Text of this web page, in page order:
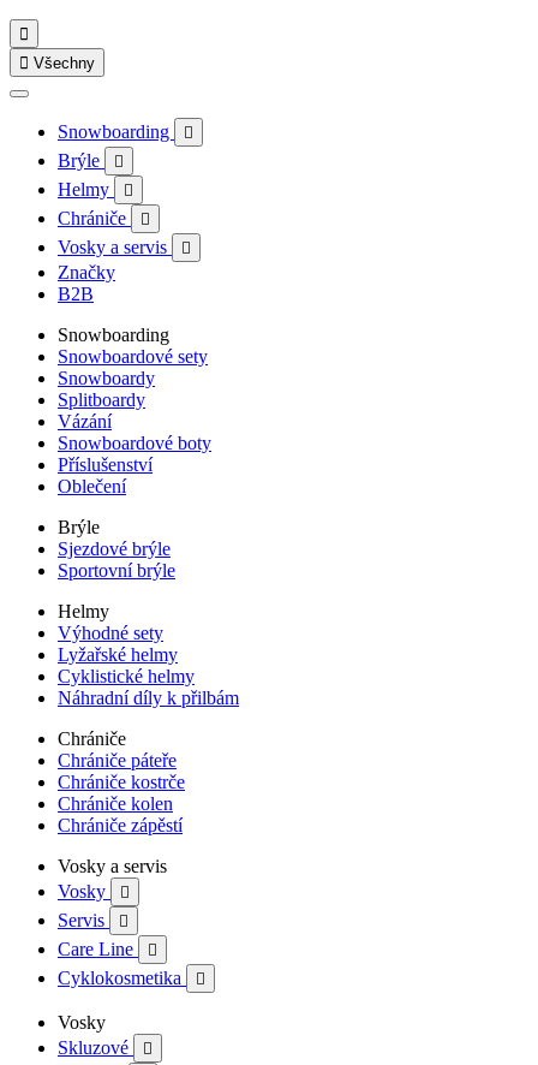

 Všechny
Snowboarding 
Brýle 
Helmy 
Chrániče 
Vosky a servis 
Značky
B2B
Snowboarding
Snowboardové sety
Snowboardy
Splitboardy
Vázání
Snowboardové boty
Příslušenství
Oblečení
Brýle
Sjezdové brýle
Sportovní brýle
Helmy
Výhodné sety
Lyžařské helmy
Cyklistické helmy
Náhradní díly k přilbám
Chrániče
Chrániče páteře
Chrániče kostrče
Chrániče kolen
Chrániče zápěstí
Vosky a servis
Vosky

Servis 
Care Line 
Cyklokosmetika 
Vosky
Skluzové
